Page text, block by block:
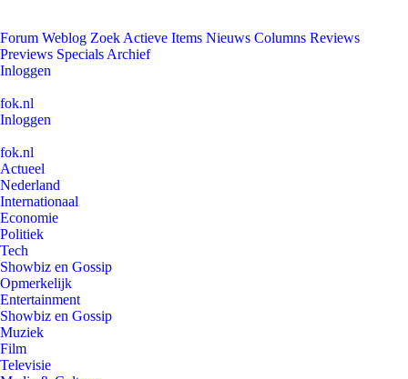
Forum Weblog Zoek Actieve Items Nieuws Columns Reviews
Previews Specials Archief
Inloggen
fok.nl
Inloggen
fok.nl
Actueel
Nederland
Internationaal
Economie
Politiek
Tech
Showbiz en Gossip
Opmerkelijk
Entertainment
Showbiz en Gossip
Muziek
Film
Televisie